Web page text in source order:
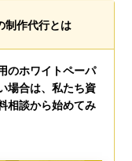
制作代行とは
のホワイトペーパ
場合は、私たち資
相談から始めてみ